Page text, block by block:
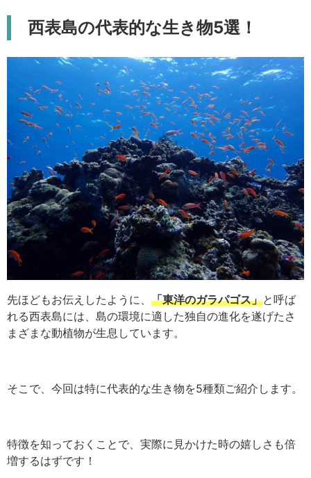
西表島の代表的な生き物5選！
先ほどもお伝えしたように、 「東洋のガラパゴス」と呼ば
れる西表島には、島の環境に適した独自の進化を遂げたさ
まざまな動植物が生息しています。
そこで、今回は特に代表的な生き物を5種類ご紹介します。
特徴を知っておくことで、実際に見かけた時の嬉しさも倍
増するはずです！